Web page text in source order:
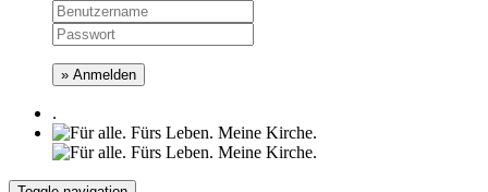
» Anmelden
.